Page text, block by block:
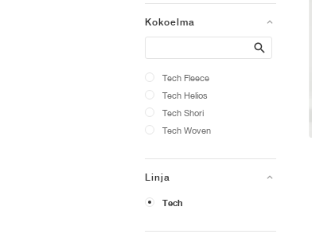
Kokoelma
Search
Tech Fleece
Tech Helios
Tech Shori
Tech Woven
Linja
Tech